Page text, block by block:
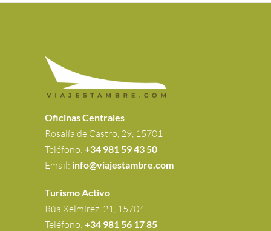
Oficinas Centrales
Rosalía de Castro, 29, 15701
Teléfono: +34 981 59 43 50
Email: info@viajestambre.com
Turismo Activo
Rúa Xelmírez, 21, 15704
Teléfono: +34 981 56 17 85